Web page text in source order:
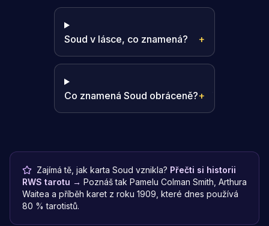
Soud v lásce, co znamená? +
Co znamená Soud obráceně?+
Zajímá tě, jak karta Soud vznikla? Přečti si historii
RWS tarotu → Poznáš tak Pamelu Colman Smith, Arthura
Waitea a příběh karet z roku 1909, které dnes používá
80 % tarotistů.